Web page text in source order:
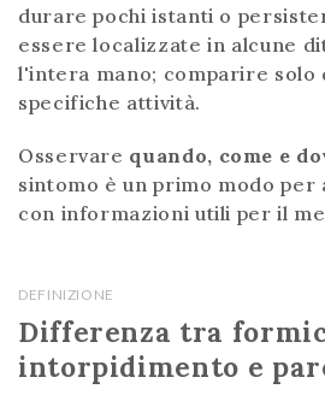
durare pochi istanti o
essere localizzate in alcune
l'intera mano; comparire solo
specifiche attività.
Osservare quando, come e
sintomo è un primo modo
con informazioni utili per il
DEFINIZIONE
Differenza tra
intorpidimento e